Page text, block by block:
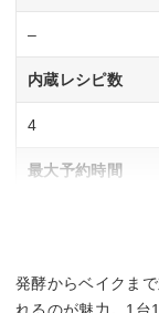
–
内蔵レシピ数
4
最大予約時間
–
発酵からベイクま
れるのが魅力。1台